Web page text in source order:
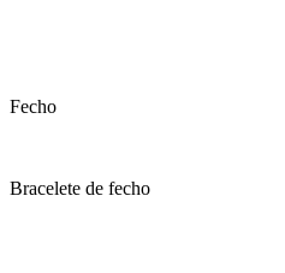
Fecho
Bracelete de fecho